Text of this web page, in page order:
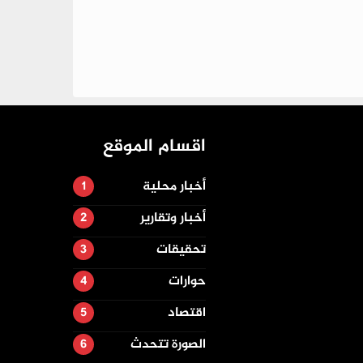
اقسام الموقع
أخبار محلية
أخبار وتقارير
تحقيقات
حوارات
اقتصاد
الصورة تتحدث